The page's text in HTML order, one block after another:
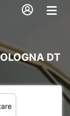
DT